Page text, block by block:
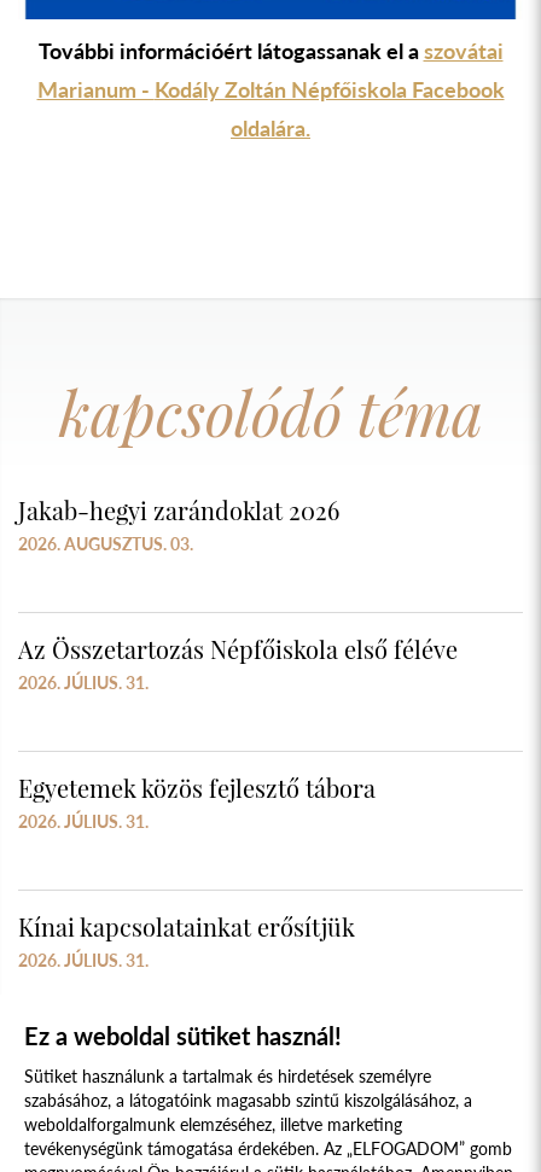
További információért látogassanak el aszovátai
Marianum - Kodály Zoltán Népfőiskola Facebook
oldalára.
kapcsolódó téma
Jakab-hegyi zarándoklat 2026
2026. AUGUSZTUS. 03.
Az Összetartozás Népfőiskola első féléve
2026. JÚLIUS. 31.
Egyetemek közös fejlesztő tábora
2026. JÚLIUS. 31.
Kínai kapcsolatainkat erősítjük
2026. JÚLIUS. 31.
Ez a weboldal sütiket használ!
Sütiket használunk a tartalmak és hirdetések személyre
szabásához, a látogatóink magasabb szintű kiszolgálásához, a
weboldalforgalmunk elemzéséhez, illetve marketing
tevékenységünk támogatása érdekében. Az „ELFOGADOM” gomb